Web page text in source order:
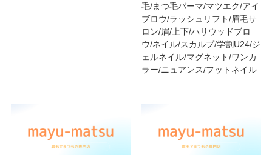
毛/まつ毛パーマ/マツエク/アイ
ブロウ/ラッシュリフト/眉毛サ
ロン/眉/上下/ハリウッドブロ
ウ/ネイル/スカルプ/学割U24/ジ
ェルネイル/マグネット/ワンカ
ラー/ニュアンス/フットネイル